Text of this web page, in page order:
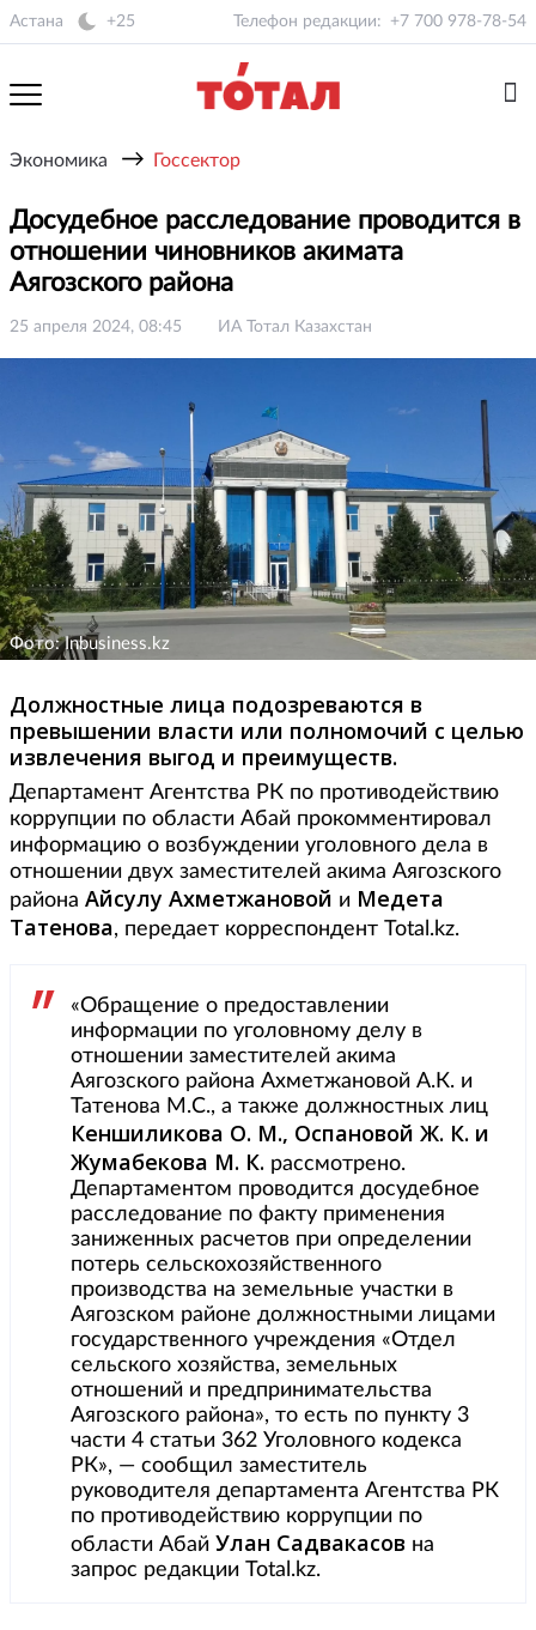
Астана +25 Телефон редакции: +7 700 978-78-54
Экономика → Госсектор
Досудебное расследование проводится в
отношении чиновников акимата
Аягозского района
25 апреля 2024, 08:45 ИА Тотал Казахстан
Фото: Inbusiness.kz
Должностные лица подозреваются в
превышении власти или полномочий с целью
извлечения выгод и преимуществ.
Департамент Агентства РК по противодействию
коррупции по области Абай прокомментировал
информацию о возбуждении уголовного дела в
отношении двух заместителей акима Аягозского
района Айсулу Ахметжановой и Медета
Татенова, передает корреспондент Total.kz.
«Обращение о предоставлении
информации по уголовному делу в
отношении заместителей акима
Аягозского района Ахметжановой А.К. и
Татенова М.С., а также должностных лиц
Кеншиликова О. М., Оспановой Ж. К. и
Жумабекова М. К. рассмотрено.
Департаментом проводится досудебное
расследование по факту применения
заниженных расчетов при определении
потерь сельскохозяйственного
производства на земельные участки в
Аягозском районе должностными лицами
государственного учреждения «Отдел
сельского хозяйства, земельных
отношений и предпринимательства
Аягозского района», то есть по пункту 3
части 4 статьи 362 Уголовного кодекса
РК», — сообщил заместитель
руководителя департамента Агентства РК
по противодействию коррупции по
области Абай Улан Садвакасов на
запрос редакции Total.kz.